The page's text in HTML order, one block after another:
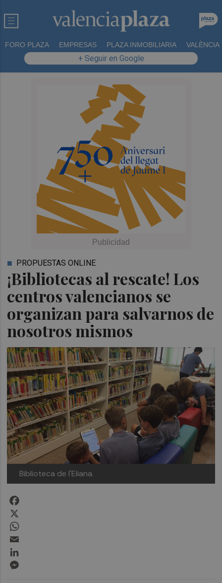
FORO PLAZA EMPRESAS PLAZA INMOBILIARIA VALÈNCIA
+ Seguir en Google
¡Bibliotecas al rescate! Los
centros valencianos se
organizan para salvarnos de
nosotros mismos
PROPUESTAS ONLINE
Biblioteca de l'Eliana.